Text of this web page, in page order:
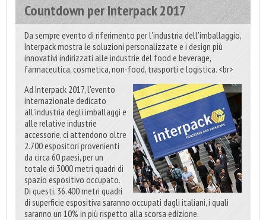
Countdown per Interpack 2017
Da sempre evento di riferimento per l'industria dell'imballaggio,
Interpack mostra le soluzioni personalizzate e i design più
innovativi indirizzati alle industrie del food e beverage,
farmaceutica, cosmetica, non-food, trasporti e logistica. <br>
Ad Interpack 2017, l'evento
internazionale dedicato
all’industria degli imballaggi e
alle relative industrie
accessorie, ci attendono oltre
2.700 espositori provenienti
da circa 60 paesi, per un
totale di 3000 metri quadri di
spazio espositivo occupato.
Di questi, 36.400 metri quadri
di superficie espositiva saranno occupati dagli italiani, i quali
saranno un 10% in più rispetto alla scorsa edizione.